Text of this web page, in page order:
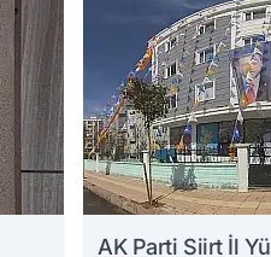
AK Parti Siirt İl